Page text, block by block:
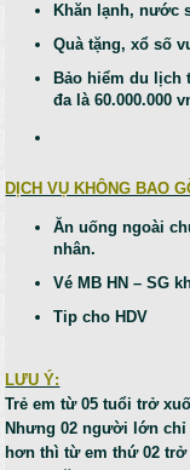
Khăn lạnh, nước
Quà tặng, xổ số
Bảo hiểm du lịch
đa là 60.000.000
DỊCH VỤ KHÔNG BAO
Ăn uống ngoài
nhân.
Vé MB HN – SG
Tip cho HDV
LƯU Ý:
Trẻ em từ 05 tuổi trở
Nhưng 02 người lớn chỉ
hơn thì từ em thứ 02 trở